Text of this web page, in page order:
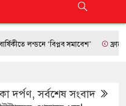
লন্ডনে ‘বিপ্লব সমাবেশ’ ফ্রান্সে
দর্পণ,সর্বশেষ সংবাদ